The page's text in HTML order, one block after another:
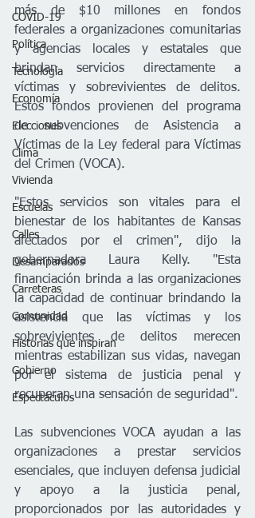
COVID-19
Política
Tecnología
Economía
Elecciones
Clima
Vivienda
Escuelas
Calles
Desamparados
Carreteras
Comunidad
Historias que inspiran
Gobierno
Espectáculos
más de $10 millones en fondos
federales a organizaciones comunitarias
y agencias locales y estatales que
brindan servicios directamente a
víctimas y sobrevivientes de delitos.
Estos fondos provienen del programa
de subvenciones de Asistencia a
Víctimas de la Ley federal para Víctimas
del Crimen (VOCA).
"Estos servicios son vitales para el
bienestar de los habitantes de Kansas
afectados por el crimen", dijo la
gobernadora Laura Kelly. "Esta
financiación brinda a las organizaciones
la capacidad de continuar brindando la
asistencia que las víctimas y los
sobrevivientes de delitos merecen
mientras estabilizan sus vidas, navegan
por el sistema de justicia penal y
recuperan una sensación de seguridad".
Las subvenciones VOCA ayudan a las
organizaciones a prestar servicios
esenciales, que incluyen defensa judicial
y apoyo a la justicia penal,
proporcionados por las autoridades y